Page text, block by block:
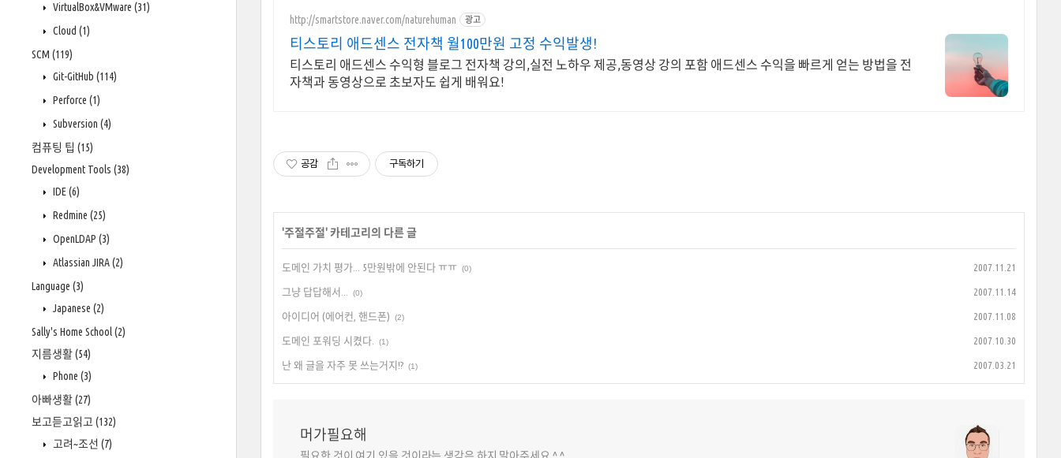
VirtualBox&VMware (31)
Cloud (1)
SCM (119)
Git-GitHub (114)
Perforce (1)
Subversion (4)
컴퓨팅 팁 (15)
Development Tools (38)
IDE(6)
Redmine (25)
OpenLDAP (3)
Atlassian JIRA(2)
Language (3)
Japanese (2)
Sally's Home School(2)
지름생활(54)
Phone (3)
아빠생활(27)
보고듣고읽고 (132)
고려~조선 (7)
http://smartstore.naver.com/naturehuman 광고
티스토리 애드센스 전자책 월100만원 고정 수익발생!
티스토리 애드센스 수익형 블로그 전자책 강의,실전 노하우 제공,동영상 강의 포함 애드센스 수익을 빠르게 얻는 방법을 전
자책과 동영상으로 초보자도 쉽게 배워요!
공감 구독하기
'주절주절' 카테고리의 다른 글
도메인 가치 평가... 5만원밖에 안된다 ㅠㅠ (0) 2007.11.21
그냥 답답해서... (0) 2007.11.14
아이디어 (에어컨, 핸드폰) (2) 2007.11.08
도메인 포워딩 시켰다. (1) 2007.10.30
난 왜 글을 자주 못 쓰는거지!? (1) 2007.03.21
머가필요해